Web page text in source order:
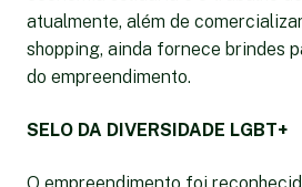
atualmente, além de
shopping, ainda fornece brindes
do empreendimento.
SELO DA DIVERSIDADE LGBT+
O empreendimento foi